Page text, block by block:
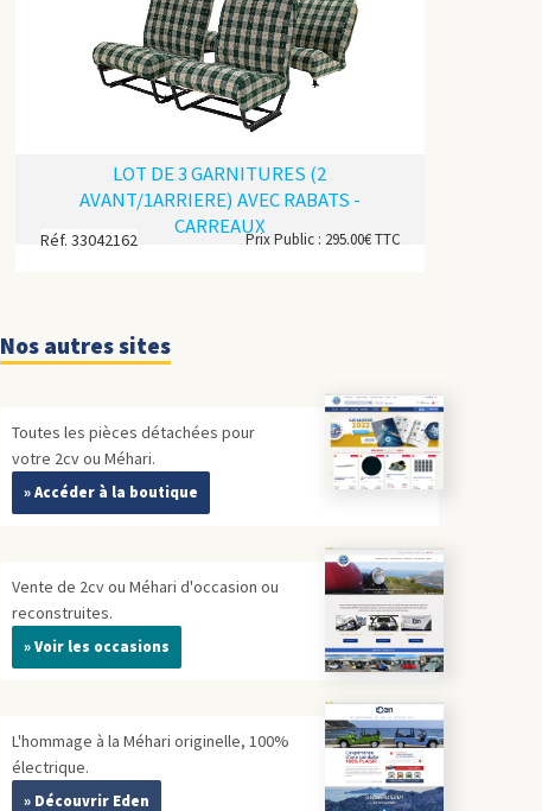
LOT DE 3 GARNITURES (2
AVANT/1ARRIERE) AVEC RABATS -
CARREAUX
Réf. 33042162 Prix Public : 295.00€ TTC
Nos autres sites
Toutes les pièces détachées pour
votre 2cv ou Méhari.
» Accéder à la boutique
Vente de 2cv ou Méhari d'occasion ou
reconstruites.
» Voir les occasions
L'hommage à la Méhari originelle, 100%
électrique.
» Découvrir Eden